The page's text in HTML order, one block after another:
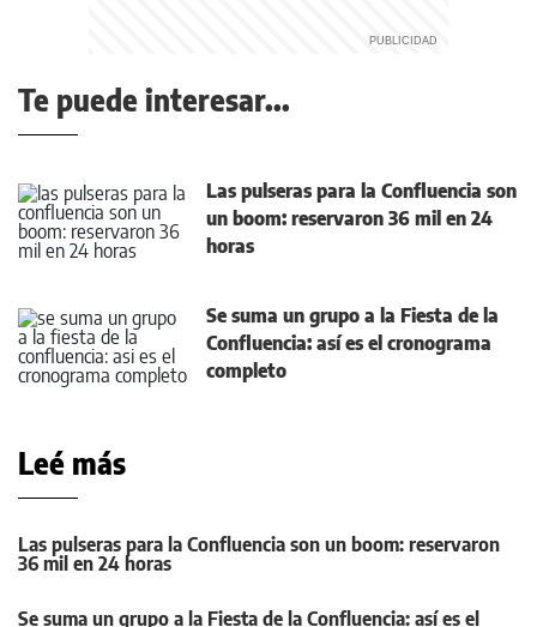
Te puede interesar...
Las pulseras para la Confluencia son
un boom: reservaron 36 mil en 24
horas
Se suma un grupo a la Fiesta de la
Confluencia: así es el cronograma
completo
Leé más
Las pulseras para la Confluencia son un boom: reservaron
36 mil en 24 horas
Se suma un grupo a la Fiesta de la Confluencia: así es el